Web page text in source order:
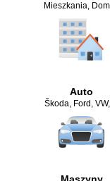
Mieszkania,
Auto
Škoda, Ford ,VW